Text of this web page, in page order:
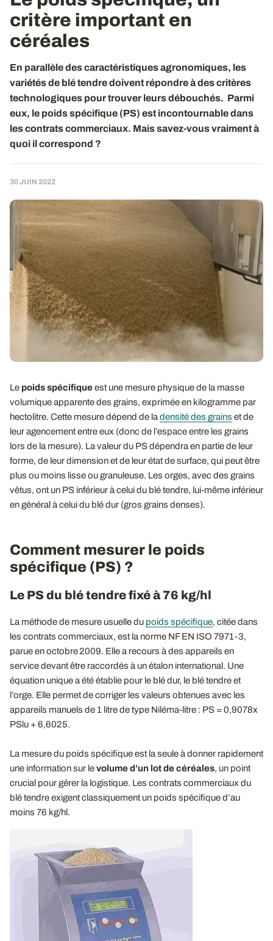
critère important en
céréales
En parallèle des caractéristiques agronomiques, les
variétés de blé tendre doivent répondre à des critères
technologiques pour trouver leurs débouchés. Parmi
eux, le poids spécifique (PS) est incontournable dans
les contrats commerciaux. Mais savez-vous vraiment à
quoi il correspond ?
30 JUIN 2022
Le poids spécifiqueest une mesure physique de la masse
volumique apparente des grains, exprimée en kilogramme par
hectolitre. Cette mesure dépend de la densité des grains et de
leur agencement entre eux (donc de l’espace entre les grains
lors de la mesure). La valeur du PS dépendra en partie de leur
forme, de leur dimension et de leur état de surface, qui peut être
plus ou moins lisse ou granuleuse. Les orges, avec des grains
vêtus, ont un PS inférieur à celui du blé tendre, lui-même inférieur
en général à celui du blé dur (gros grains denses).
Comment mesurer le poids
spécifique (PS) ?
Le PS du blé tendre fixé à 76 kg/hl
La méthode de mesure usuelle du poids spécifique, citée dans
les contrats commerciaux, est la norme NF EN ISO 7971-3,
parue en octobre 2009. Elle a recours à des appareils en
service devant être raccordés à un étalon international. Une
équation unique a été établie pour le blé dur, le blé tendre et
l’orge. Elle permet de corriger les valeurs obtenues avec les
appareils manuels de 1 litre de type Niléma-litre : PS = 0,9078x
PSlu + 6,6025.
La mesure du poids spécifique est la seule à donner rapidement
une information sur levolume d’un lot de céréales, un point
crucial pour gérer la logistique. Les contrats commerciaux du
blé tendre exigent classiquement un poids spécifique d’au
moins 76 kg/hl.